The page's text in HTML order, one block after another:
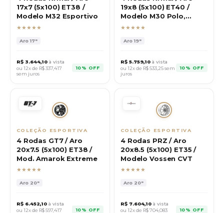
17x7 (5x100) ET38 /
Modelo M32 Esportivo
★★★★★
Aro17"
R$ 3.644,10 à vista
ou 12x de R$337,417
sem juros
10% OFF
19x8 (5x100) ET40 /
Modelo M30 Polo,
Virtus
★★★★★
Aro19"
R$ 5.759,10 à vista
ou 12x de R$533,25sem
juros
10% OFF
COLEÇÃO ESPORTIVA
4 Rodas GT7 / Aro
20x7.5 (5x100) ET38 /
Mod. Amarok Extreme
★★★★★
Aro 20"
R$ 6.452,10 à vista
ou 12x de R$597,417
10% OFF
COLEÇÃO ESPORTIVA
4 Rodas PRZ / Aro
20x8.5 (5x100) ET35 /
Modelo Vossen CVT
★★★★★
Aro 20"
R$ 7.604,10 à vista
ou 12x de R$704,083
10% OFF